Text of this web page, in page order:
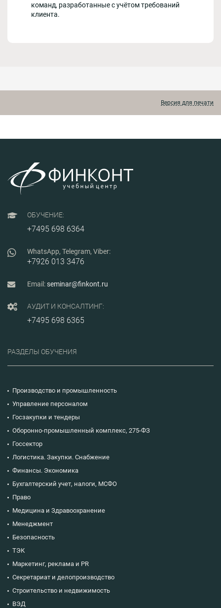
команд, разработанные с учётом требований
клиента.
Версия для печати
ОБУЧЕНИЕ:
+7495 698 6364
WhatsApp, Telegram, Viber:
+7926 013 3476
Email:seminar@finkont.ru
АУДИТ И КОНСАЛТИНГ:
+7495 698 6365
РАЗДЕЛЫ ОБУЧЕНИЯ
Производство и промышленность
Управление персоналом
Госзакупки и тендеры
Оборонно-промышленный комплекс, 275-ФЗ
Госсектор
Логистика. Закупки. Снабжение
Финансы. Экономика
Бухгалтерский учет, налоги, МСФО
Право
Медицина и Здравоохранение
Менеджмент
Безопасность
ТЭК
Маркетинг, реклама и PR
Секретариат и делопроизводство
Строительство и недвижимость
ВЭД